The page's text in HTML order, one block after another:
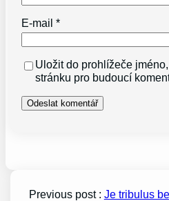
E-mail*
Uložit do prohlížeče
stránku pro budoucí
Previous post : Je tribulus